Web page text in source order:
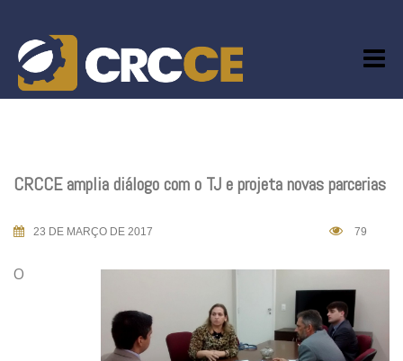
content
CRCCE amplia diálogo com o TJ e projeta novas parcerias
23 DE MARÇO DE 2017 79
O